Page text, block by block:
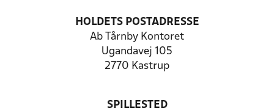
HOLDETS POSTADRESSE
Ab Tårnby Kontoret
Ugandavej 105
2770 Kastrup
SPILLESTED